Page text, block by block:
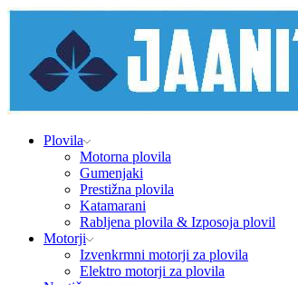
Plovila
Motorna plovila
Gumenjaki
Prestižna plovila
Katamarani
Rabljena plovila & Izposoja plovil
Motorji
Izvenkrmni motorji za plovila
Elektro motorji za plovila